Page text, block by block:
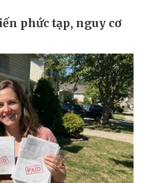
Nhà đẹp
Tình yêu - Gia đình